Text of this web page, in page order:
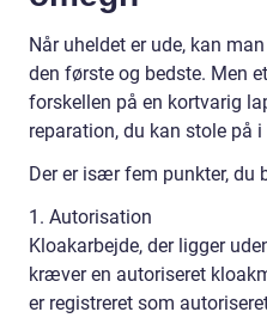
Når uheldet er ude, kan
den første og bedste. Men
forskellen på en kortvarig
reparation, du kan stole på i
Der er især fem punkter, du
1. Autorisation
Kloakarbejde, der ligger
kræver en autoriseret
er registreret som